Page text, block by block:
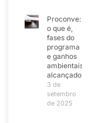
Proconve:
o que é,
fases do
programa
e ganhos
ambientais
alcançados
3 de
setembro
de 2025